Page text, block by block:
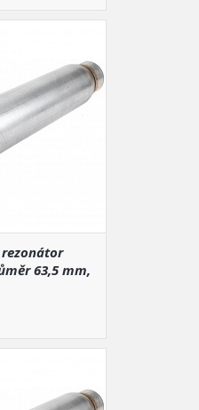
63,5 mm,